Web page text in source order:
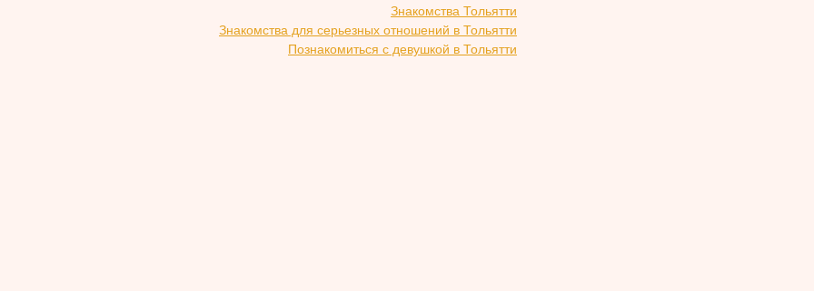
Знакомства Тольятти
Знакомства для серьезных отношений в Тольятти
Познакомиться с девушкой в Тольятти